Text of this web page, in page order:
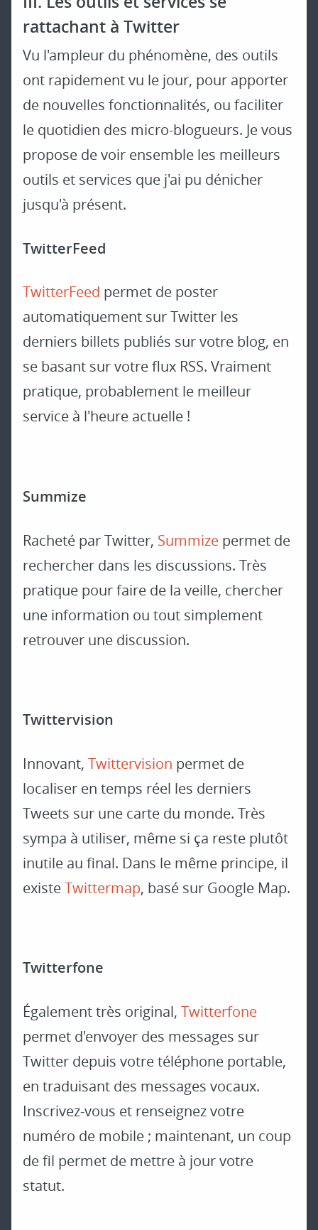
rattachant à Twitter
Vu l'ampleur du phénomène, des outils
ont rapidement vu le jour, pour apporter
de nouvelles fonctionnalités, ou faciliter
le quotidien des micro-blogueurs. Je vous
propose de voir ensemble les meilleurs
outils et services que j'ai pu dénicher
jusqu'à présent.
TwitterFeed
TwitterFeed permet de poster
automatiquement sur Twitter les
derniers billets publiés sur votre blog, en
se basant sur votre flux RSS. Vraiment
pratique, probablement le meilleur
service à l'heure actuelle !
Summize
Racheté par Twitter, Summize permet de
rechercher dans les discussions. Très
pratique pour faire de la veille, chercher
une information ou tout simplement
retrouver une discussion.
Twittervision
Innovant, Twittervision permet de
localiser en temps réel les derniers
Tweets sur une carte du monde. Très
sympa à utiliser, même si ça reste plutôt
inutile au final. Dans le même principe, il
existeTwittermap, basé sur Google Map.
Twitterfone
Également très original, Twitterfone
permet d'envoyer des messages sur
Twitter depuis votre téléphone portable,
en traduisant des messages vocaux.
Inscrivez-vous et renseignez votre
numéro de mobile ; maintenant, un coup
de fil permet de mettre à jour votre
statut.